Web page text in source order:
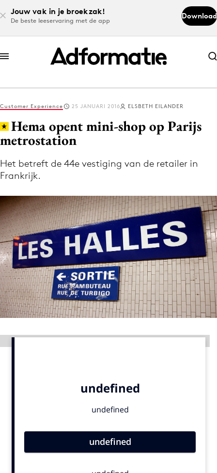
Jouw vak in je broekzak!
De beste leeservaring met de app
Download
Abonneer nu
Abonneer nu
Log in
Volg het laatste nieuws via de Adformatie
Menu
Home
9 sept: GenAI-training
12 nov: MarketingLive!
Adverteren
Events
Opleidingen
Artificial Intelligence
Customer Experience 25 JANUARI 2016 ELSBETH EILANDER
Hema opent mini-shop op Parijs
metrostation
Het betreft de 44e vestiging van de retailer in
Frankrijk.